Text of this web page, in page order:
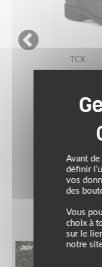
TCX
Avant
définir
vos
des
Vous
choix à
sur le
notre